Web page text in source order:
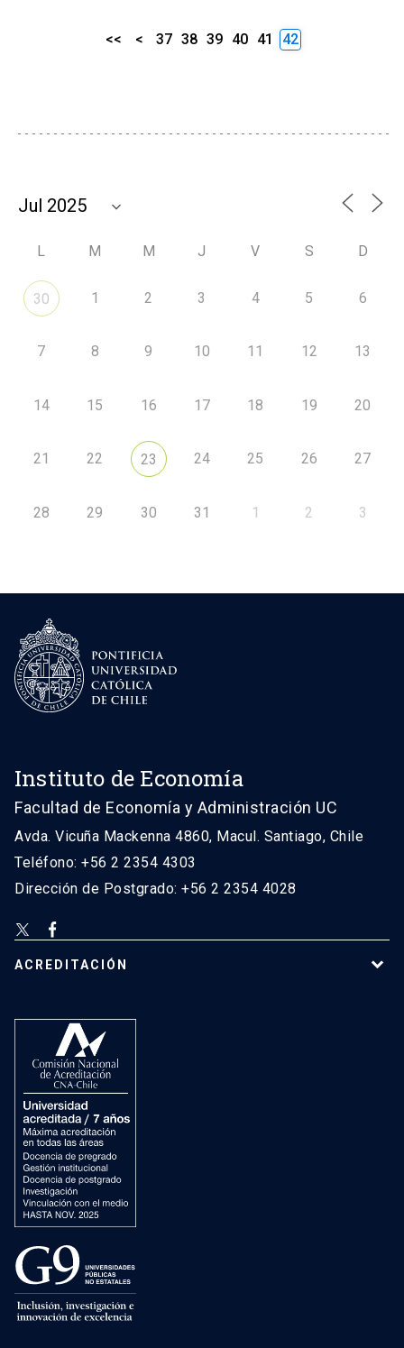
<< < 37 38 39 40 41 42
L M M J V S D
30 1 2 3 4 5 6
7 8 9 10 11 12 13
14 15 16 17 18 19 20
21 22 23 24 25 26 27
28 29 30 31 1 2 3
Instituto de Economía
Facultad de Economía y Administración UC
Avda. Vicuña Mackenna 4860, Macul. Santiago, Chile
Teléfono: +56 2 2354 4303
Dirección de Postgrado: +56 2 2354 4028
ACREDITACIÓN